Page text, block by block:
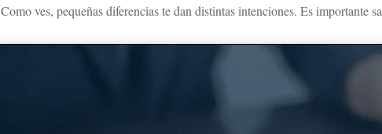
Como ves, pequeñas diferencias te dan distintas intenciones. Es importante